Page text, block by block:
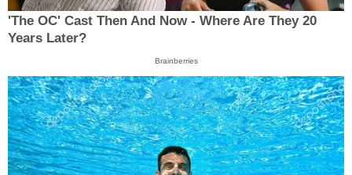
'The OC' Cast Then And Now - Where Are They 20
Years Later?
Brainberries